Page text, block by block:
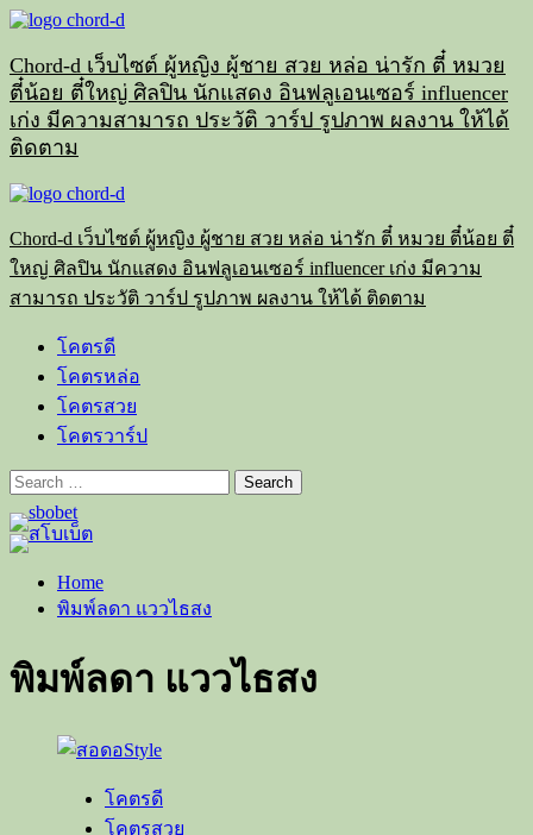
Skip
content
Chord-d เว็บไซต์ ผู้หญิง ผู้ชาย สวย หล่อ น่ารัก ตี๋ หมวย
ตี๋น้อย ตี๋ใหญ่ ศิลปิน นักแสดง อินฟลูเอนเซอร์ influencer
เก่ง มีความสามารถ ประวัติ วาร์ป รูปภาพ ผลงาน ให้ได้
ติดตาม
Primary
Chord-d เว็บไซต์ ผู้หญิง ผู้ชาย สวย หล่อ น่ารัก ตี๋ หมวย ตี๋น้อย ตี๋
ใหญ่ ศิลปิน นักแสดง อินฟลูเอนเซอร์ influencer เก่ง มีความ
สามารถ ประวัติ วาร์ป รูปภาพ ผลงาน ให้ได้ ติดตาม
โคตรดี
โคตรหล่อ
โคตรสวย
โคตรวาร์ป
Search
for:
Home
พิมพ์ลดา แววไธสง
พิมพ์ลดา แววไธสง
โคตรดี
โคตรสวย